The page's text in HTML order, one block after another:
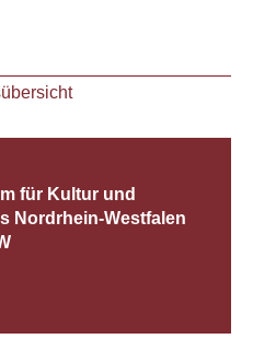
für Kultur und
Nordrhein‐Westfalen